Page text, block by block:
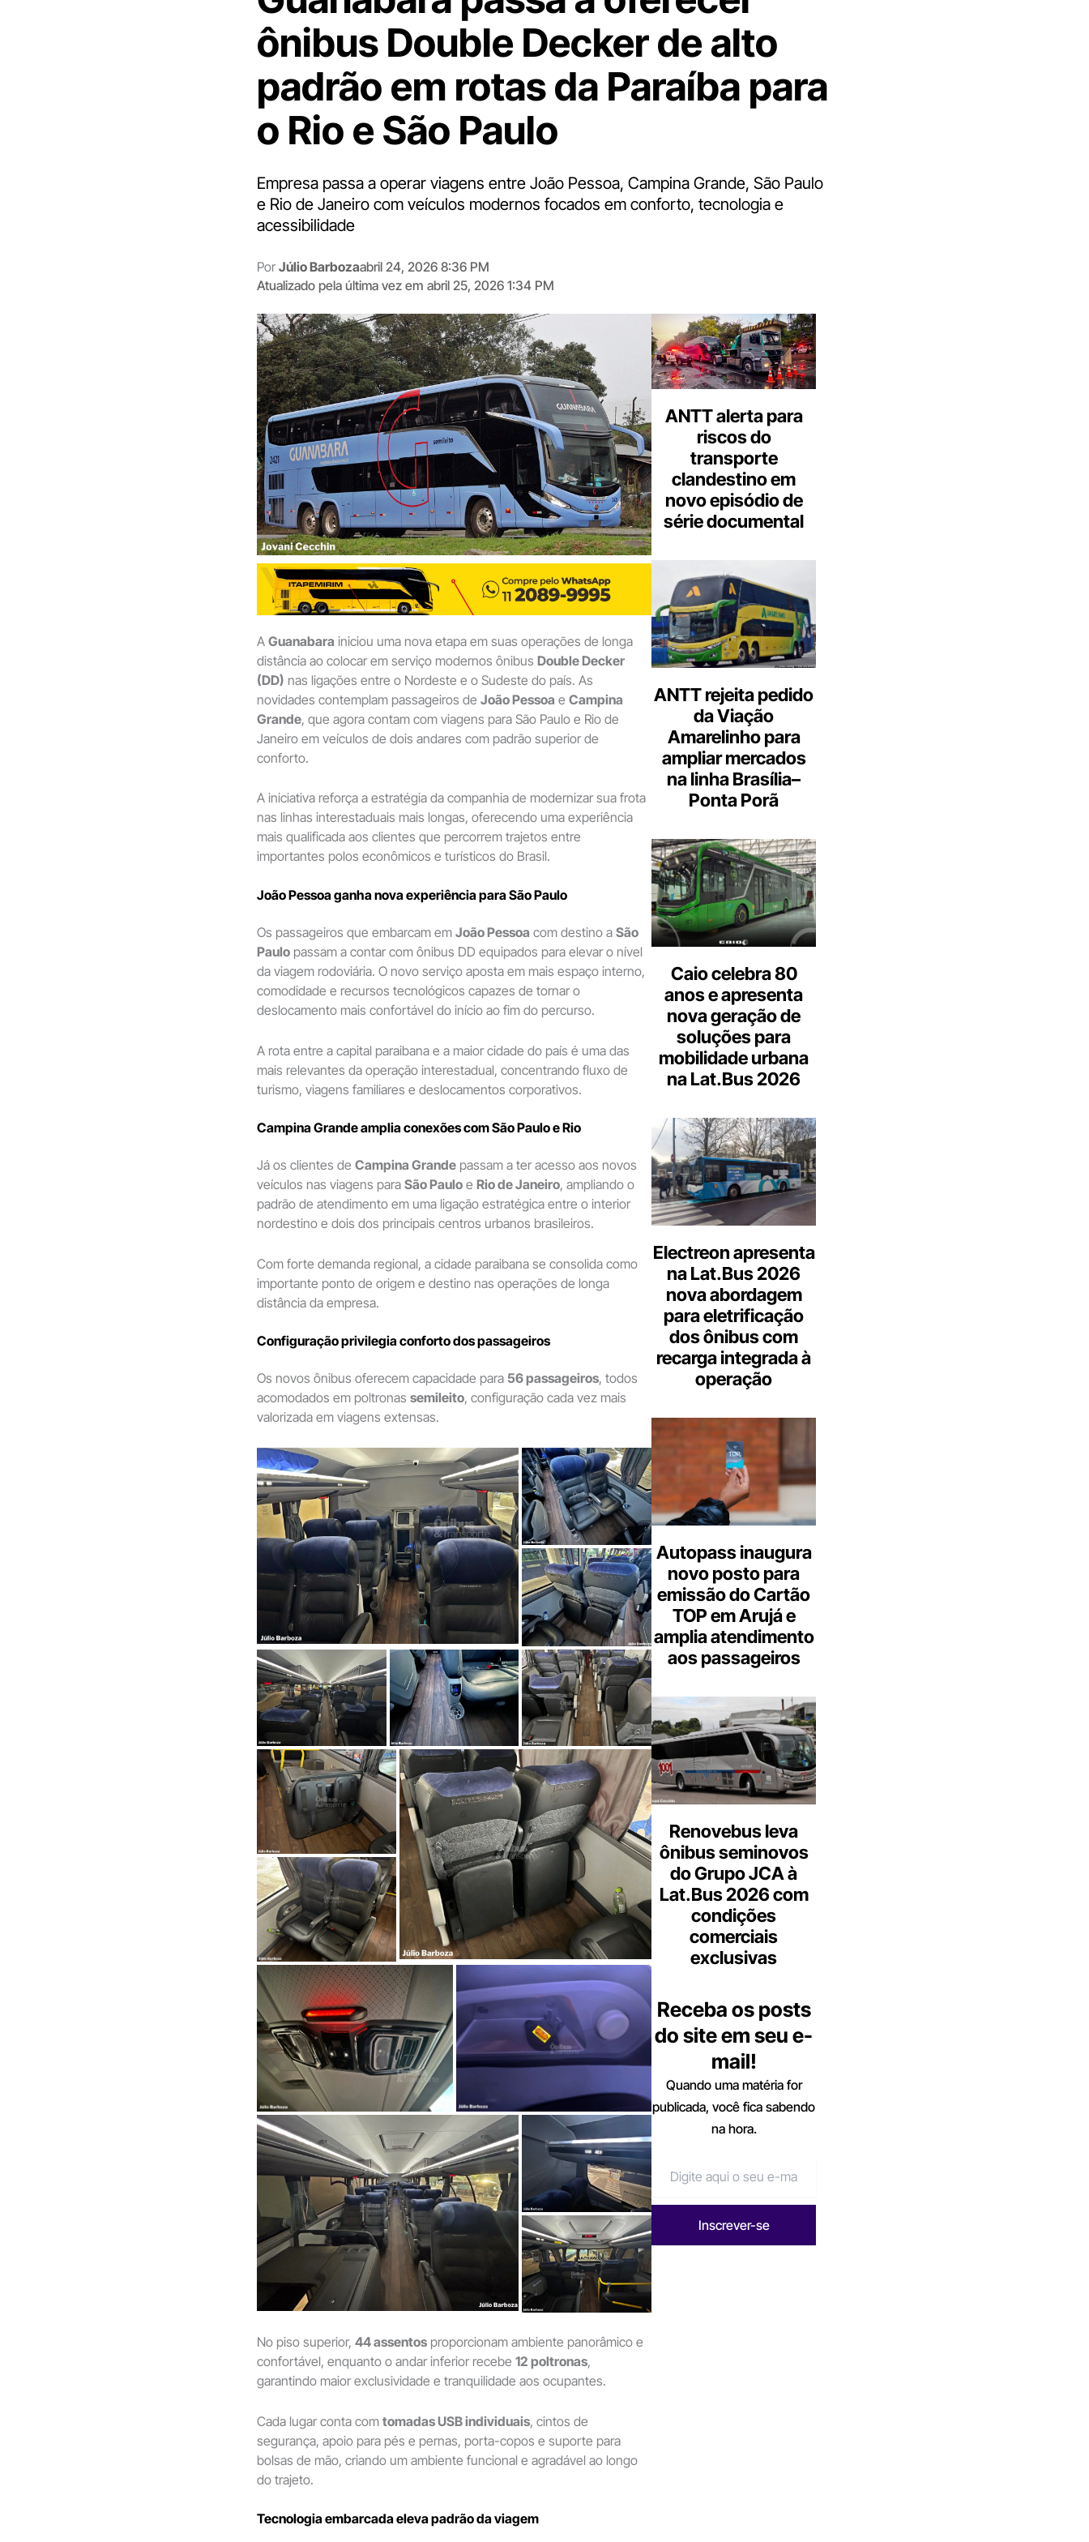
ônibus Double Decker de alto
padrão em rotas da Paraíba para
o Rio e São Paulo
Empresa passa a operar viagens entre João Pessoa, Campina Grande, São Paulo
e Rio de Janeiro com veículos modernos focados em conforto, tecnologia e
acessibilidade
Por Júlio Barbozaabril 24, 2026 8:36 PM
Atualizado pela última vez em abril 25, 2026 1:34 PM
A Guanabara iniciou uma nova etapa em suas operações de longa
distância ao colocar em serviço modernos ônibus Double Decker
(DD) nas ligações entre o Nordeste e o Sudeste do país. As
novidades contemplam passageiros de João Pessoa e Campina
Grande, que agora contam com viagens para São Paulo e Rio de
Janeiro em veículos de dois andares com padrão superior de
conforto.
A iniciativa reforça a estratégia da companhia de modernizar sua frota
nas linhas interestaduais mais longas, oferecendo uma experiência
mais qualificada aos clientes que percorrem trajetos entre
importantes polos econômicos e turísticos do Brasil.
João Pessoa ganha nova experiência para São Paulo
Os passageiros que embarcam em João Pessoa com destino a São
Paulo passam a contar com ônibus DD equipados para elevar o nível
da viagem rodoviária. O novo serviço aposta em mais espaço interno,
comodidade e recursos tecnológicos capazes de tornar o
deslocamento mais confortável do início ao fim do percurso.
A rota entre a capital paraibana e a maior cidade do país é uma das
mais relevantes da operação interestadual, concentrando fluxo de
turismo, viagens familiares e deslocamentos corporativos.
Campina Grande amplia conexões com São Paulo e Rio
Já os clientes de Campina Grande passam a ter acesso aos novos
veículos nas viagens para São Paulo e Rio de Janeiro, ampliando o
padrão de atendimento em uma ligação estratégica entre o interior
nordestino e dois dos principais centros urbanos brasileiros.
Com forte demanda regional, a cidade paraibana se consolida como
importante ponto de origem e destino nas operações de longa
distância da empresa.
Configuração privilegia conforto dos passageiros
Os novos ônibus oferecem capacidade para 56 passageiros, todos
acomodados em poltronas semileito, configuração cada vez mais
valorizada em viagens extensas.
No piso superior, 44 assentos proporcionam ambiente panorâmico e
confortável, enquanto o andar inferior recebe 12 poltronas,
garantindo maior exclusividade e tranquilidade aos ocupantes.
Cada lugar conta com tomadas USB individuais, cintos de
segurança, apoio para pés e pernas, porta-copos e suporte para
bolsas de mão, criando um ambiente funcional e agradável ao longo
do trajeto.
Tecnologia embarcada eleva padrão da viagem
ANTT alerta para
riscos do
transporte
clandestino em
novo episódio de
série documental
ANTT rejeita pedido
da Viação
Amarelinho para
ampliar mercados
na linha Brasília–
Ponta Porã
Caio celebra 80
anos e apresenta
nova geração de
soluções para
mobilidade urbana
na Lat.Bus 2026
Electreon apresenta
na Lat.Bus 2026
nova abordagem
para eletrificação
dos ônibus com
recarga integrada à
operação
Autopass inaugura
novo posto para
emissão do Cartão
TOP em Arujá e
amplia atendimento
aos passageiros
Renovebus leva
ônibus seminovos
do Grupo JCA à
Lat.Bus 2026 com
condições
comerciais
exclusivas
Receba os posts
do site em seu e-
mail!
Quando uma matéria for
publicada, você fica sabendo
na hora.
aqui
o
seu
e-
Inscrever-se